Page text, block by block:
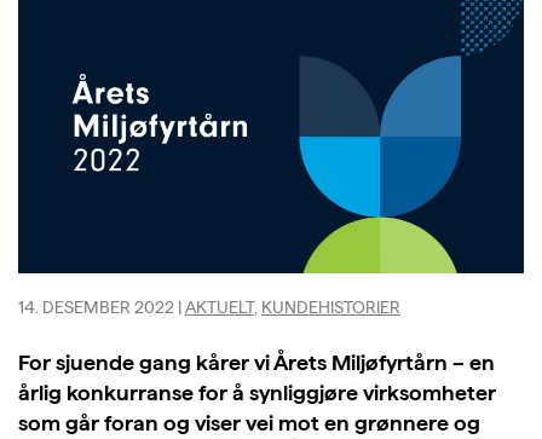
14. DESEMBER 2022 |AKTUELT, KUNDEHISTORIER
For sjuende gang kårer vi Årets Miljøfyrtårn – en
årlig konkurranse for å synliggjøre virksomheter
som går foran og viser vei mot en grønnere og